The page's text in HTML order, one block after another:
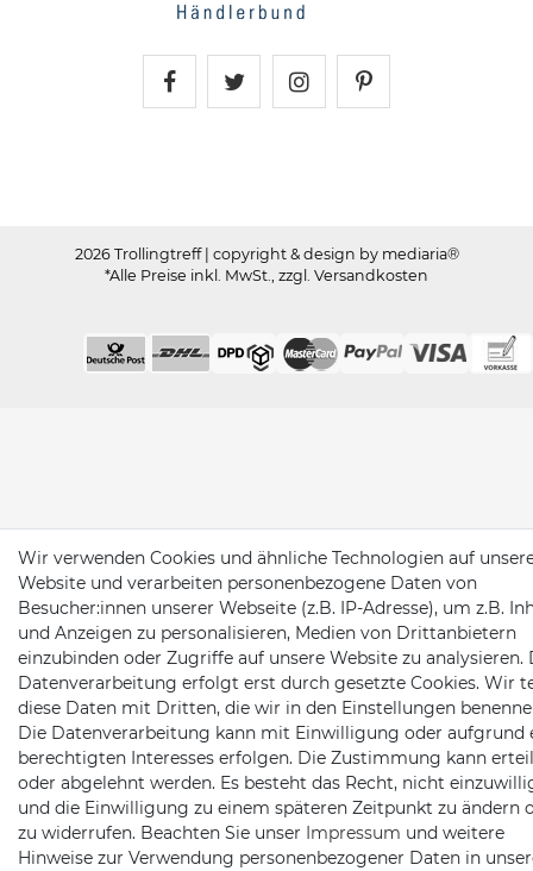
2026 Trollingtreff | copyright & design by mediaria®
*Alle Preise inkl. MwSt., zzgl. Versandkosten
Wir verwenden Cookies und ähnliche Technologien auf
Website und verarbeiten personenbezogene Daten von
Besucher:innen unserer Webseite (z.B. IP-Adresse), um z.B.
und Anzeigen zu personalisieren, Medien von Drittanbietern
einzubinden oder Zugriffe auf unsere Website zu analysieren.
Datenverarbeitung erfolgt erst durch gesetzte Cookies. Wir
diese Daten mit Dritten, die wir in den Einstellungen
Die Datenverarbeitung kann mit Einwilligung oder aufgrund
berechtigten Interesses erfolgen. Die Zustimmung kann
oder abgelehnt werden. Es besteht das Recht, nicht
und die Einwilligung zu einem späteren Zeitpunkt zu ändern
zu widerrufen. Beachten Sie unser Impressum und weitere
Hinweise zur Verwendung personenbezogener Daten in